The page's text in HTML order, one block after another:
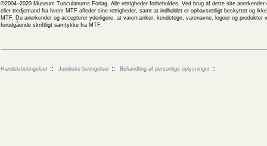
©2004–2020 Museum Tusculanums Forlag. Alle rettigheder forbeholdes. Ved brug af dette site
eller tredjemand fra hvem MTF afleder sine rettigheder, samt at indholdet er ophavsretligt beskyttet og
MTF. Du anerkender og accepterer yderligere, at varemærker, kendetegn, varenavne, logoer og
forudgående skriftligt samtykke fra MTF.
Handelsbetingelser Juridiske betingelser Behandling af personlige oplysninger